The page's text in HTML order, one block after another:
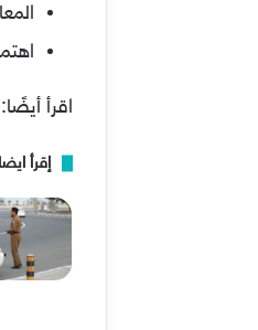
اقرأ أيضًا:
إقرأ ايضا